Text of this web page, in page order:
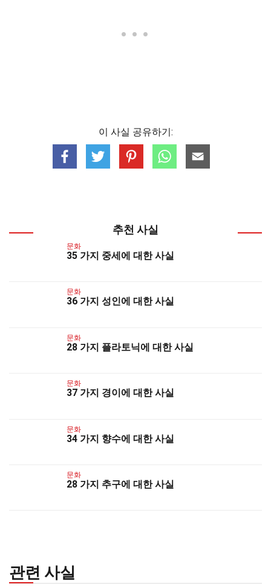
이 사실 공유하기:
추천 사실
문화
35 가지 중세에 대한 사실
문화
36 가지 성인에 대한 사실
문화
28 가지 플라토닉에 대한 사실
문화
37 가지 경이에 대한 사실
문화
34 가지 향수에 대한 사실
문화
28 가지 추구에 대한 사실
관련 사실